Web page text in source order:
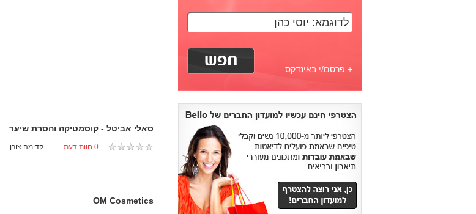
+ פרסם/י באינדקס
סאלי אביטל - קוסמטיקה והסרת שיער
0 חוות דעת קדימה צורן
OM Cosmetics